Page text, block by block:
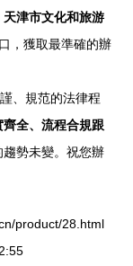
天津市文化和旅游
，獲取最準確的辦
、規范的法律程
全、流程合規跟
勢未變。祝您辦
product/28.html